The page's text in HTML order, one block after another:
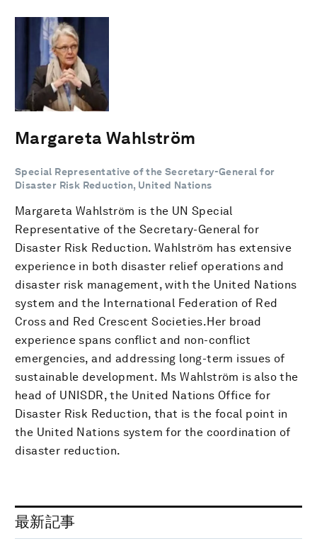
Margareta Wahlström
Special Representative of the Secretary-General for
Disaster Risk Reduction, United Nations
Margareta Wahlström is the UN Special
Representative of the Secretary-General for
Disaster Risk Reduction. Wahlström has extensive
experience in both disaster relief operations and
disaster risk management, with the United Nations
system and the International Federation of Red
Cross and Red Crescent Societies.Her broad
experience spans conflict and non-conflict
emergencies, and addressing long-term issues of
sustainable development. Ms Wahlström is also the
head of UNISDR, the United Nations Office for
Disaster Risk Reduction, that is the focal point in
the United Nations system for the coordination of
disaster reduction.
最新記事